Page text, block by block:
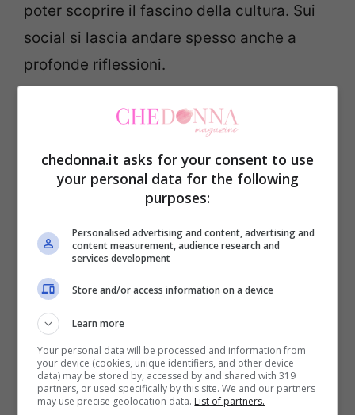
poter scoprire il fascino della cultura. Sui
social si lascia andare spesso anche a
profonde riflessioni.
Visualizza questo post su Instagram
chedonna.it asks for your consent to use
your personal data for the following
purposes:
Personalised advertising and content, advertising and
content measurement, audience research and
services development
Store and/or access information on a device
Learn more
Your personal data will be processed and information from
your device (cookies, unique identifiers, and other device
data) may be stored by, accessed by and shared with 319
partners, or used specifically by this site. We and our partners
may use precise geolocation data. List of partners.